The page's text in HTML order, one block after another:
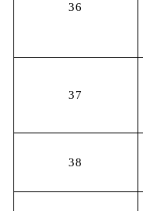
36
37
38